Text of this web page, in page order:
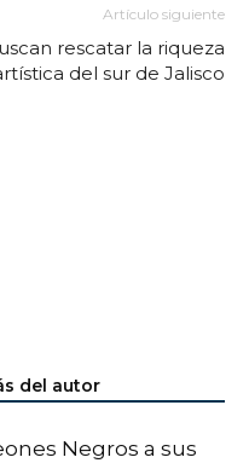
Artículo siguiente
rescatar la riqueza
del sur de Jalisco
del autor
Negros a sus